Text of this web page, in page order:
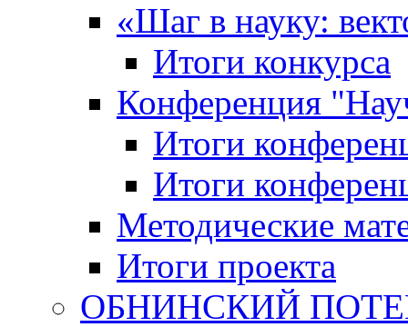
«Шаг в науку:
Итоги конкурса
Конференция
Итоги
Итоги
Методические
Итоги проекта
ОБНИНСКИЙ